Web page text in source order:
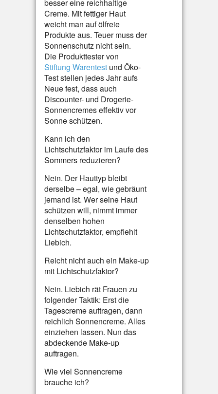
besser eine reichhaltige
Creme. Mit fettiger Haut
weicht man auf ölfreie
Produkte aus. Teuer muss der
Sonnenschutz nicht sein.
Die Produkttester von
Stiftung Warentest und Öko-
Test stellen jedes Jahr aufs
Neue fest, dass auch
Discounter- und Drogerie-
Sonnencremes effektiv vor
Sonne schützen.
Kann ich den
Lichtschutzfaktor im Laufe des
Sommers reduzieren?
Nein. Der Hauttyp bleibt
derselbe – egal, wie gebräunt
jemand ist. Wer seine Haut
schützen will, nimmt immer
denselben hohen
Lichtschutzfaktor, empfiehlt
Liebich.
Reicht nicht auch ein Make-up
mit Lichtschutzfaktor?
Nein. Liebich rät Frauen zu
folgender Taktik: Erst die
Tagescreme auftragen, dann
reichlich Sonnencreme. Alles
einziehen lassen. Nun das
abdeckende Make-up
auftragen.
Wie viel Sonnencreme
brauche ich?